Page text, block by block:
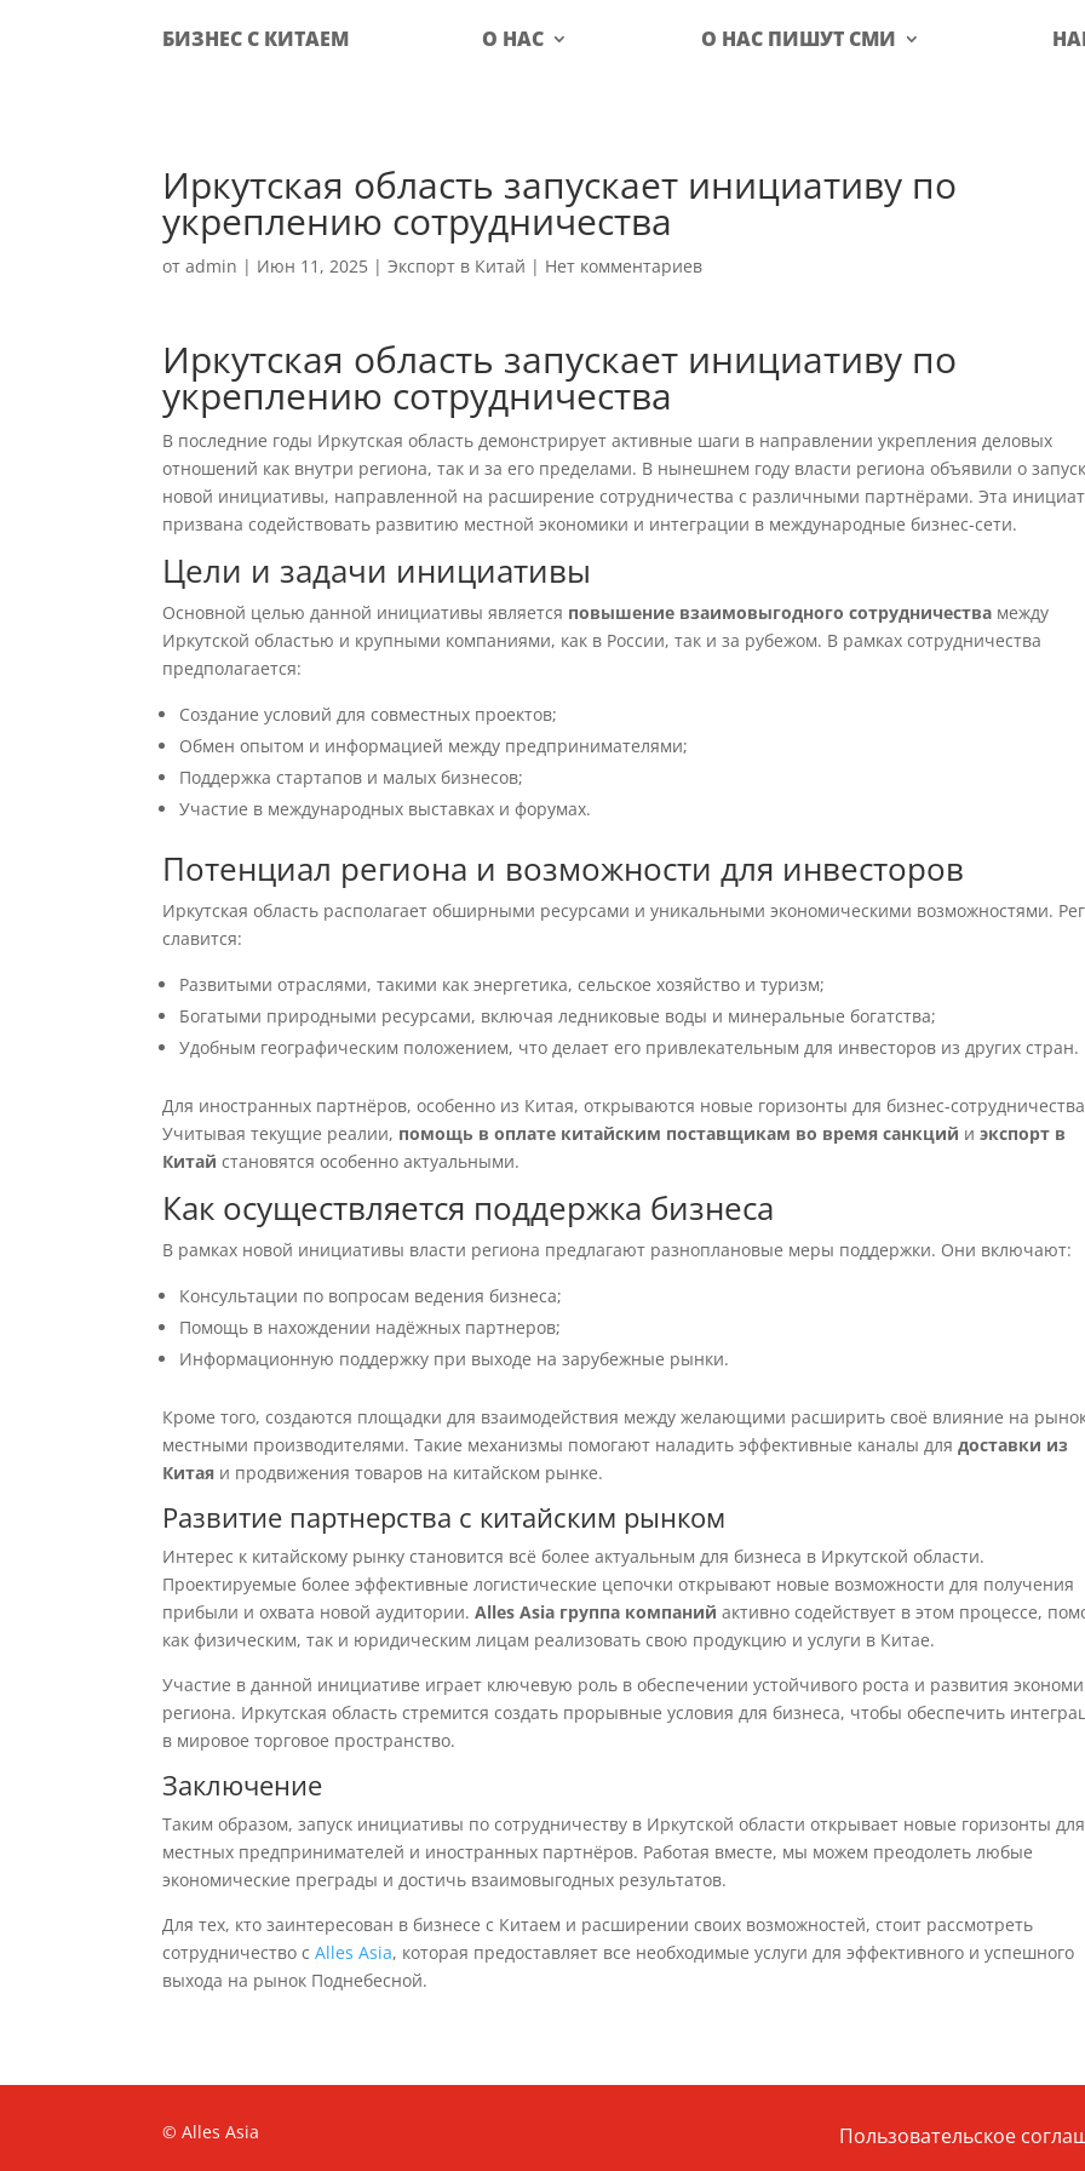
БИЗНЕС С КИТАЕМ О НАС О НАС ПИШУТ СМИ
Иркутская область запускает инициативу по
укреплению сотрудничества
отadmin | Июн 11, 2025 |Экспорт в Китай | Нет комментариев
Иркутская область запускает инициативу по
укреплению сотрудничества
В последние годы Иркутская область демонстрирует активные шаги в направлении укрепления деловых
отношений как внутри региона, так и за его пределами. В нынешнем году власти региона объявили о
новой инициативы, направленной на расширение сотрудничества с различными партнёрами. Эта
призвана содействовать развитию местной экономики и интеграции в международные бизнес-сети.
Цели и задачи инициативы
Основной целью данной инициативы является повышение взаимовыгодного сотрудничества между
Иркутской областью и крупными компаниями, как в России, так и за рубежом. В рамках сотрудничества
предполагается:
Создание условий для совместных проектов;
Обмен опытом и информацией между предпринимателями;
Поддержка стартапов и малых бизнесов;
Участие в международных выставках и форумах.
Потенциал региона и возможности для инвесторов
Иркутская область располагает обширными ресурсами и уникальными экономическими возможностями.
славится:
Развитыми отраслями, такими как энергетика, сельское хозяйство и туризм;
Богатыми природными ресурсами, включая ледниковые воды и минеральные богатства;
Удобным географическим положением, что делает его привлекательным для инвесторов из других стран.
Для иностранных партнёров, особенно из Китая, открываются новые горизонты для бизнес-
Учитывая текущие реалии, помощь в оплате китайским поставщикам во время санкций иэкспорт в
Китай становятся особенно актуальными.
Как осуществляется поддержка бизнеса
В рамках новой инициативы власти региона предлагают разноплановые меры поддержки. Они включают:
Консультации по вопросам ведения бизнеса;
Помощь в нахождении надёжных партнеров;
Информационную поддержку при выходе на зарубежные рынки.
Кроме того, создаются площадки для взаимодействия между желающими расширить своё влияние на
местными производителями. Такие механизмы помогают наладить эффективные каналы длядоставки из
Китая и продвижения товаров на китайском рынке.
Развитие партнерства с китайским рынком
Интерес к китайскому рынку становится всё более актуальным для бизнеса в Иркутской области.
Проектируемые более эффективные логистические цепочки открывают новые возможности для получения
прибыли и охвата новой аудитории.Alles Asia группа компаний активно содействует в этом процессе,
как физическим, так и юридическим лицам реализовать свою продукцию и услуги в Китае.
Участие в данной инициативе играет ключевую роль в обеспечении устойчивого роста и развития
региона. Иркутская область стремится создать прорывные условия для бизнеса, чтобы обеспечить
в мировое торговое пространство.
Заключение
Таким образом, запуск инициативы по сотрудничеству в Иркутской области открывает новые горизонты для
местных предпринимателей и иностранных партнёров. Работая вместе, мы можем преодолеть любые
экономические преграды и достичь взаимовыгодных результатов.
Для тех, кто заинтересован в бизнесе с Китаем и расширении своих возможностей, стоит рассмотреть
сотрудничество сAlles Asia, которая предоставляет все необходимые услуги для эффективного и успешного
выхода на рынок Поднебесной.
© Alles Asia Пользовательское